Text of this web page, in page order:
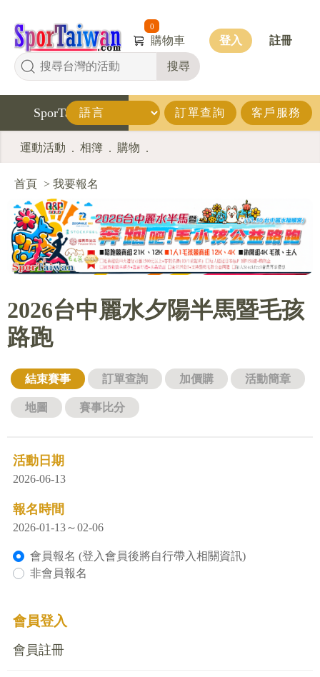
搜尋
0
購物車 登入 註冊
SporTaiwan 訂單查詢 客戶服務
運動活動 . 相簿 . 購物 .
首頁 > 我要報名
2026台中麗水夕陽半馬暨毛孩
路跑
結束賽事 訂單查詢 加價購 活動簡章
地圖 賽事比分
活動日期
2026-06-13
報名時間
2026-01-13～02-06
會員報名 (登入會員後將自行帶入相關資訊)
非會員報名
會員登入
會員註冊